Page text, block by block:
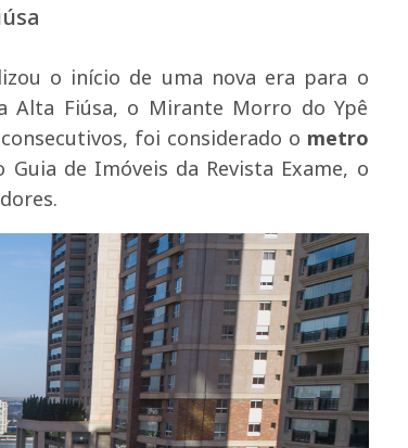
o início de uma nova era para o
Alta Fiúsa, o Mirante Morro do Ypê
foi considerado o metro
Guia de Imóveis da Revista Exame, o